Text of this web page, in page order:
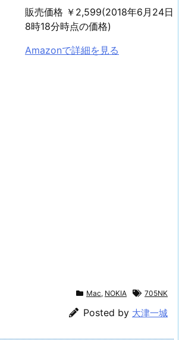
販売価格 ￥2,599(2018年6月24日
8時18分時点の価格)
Amazonで詳細を見る
Mac, NOKIA 705NK
Posted by 大津一城